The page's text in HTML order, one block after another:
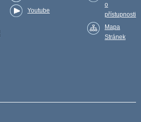
Youtube
o
přístupnosti
Mapa
Stránek